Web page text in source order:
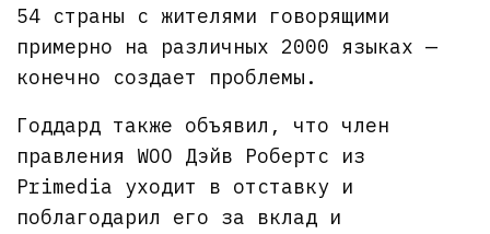
54 страны с жителями говорящими
примерно на различных 2000 языках —
конечно создает проблемы.
Годдард также объявил, что член
правления WOO Дэйв Робертс из
Primedia уходит в отставку и
поблагодарил его за вклад и